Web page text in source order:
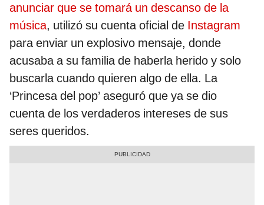
anunciar que se tomará un descanso de la
música, utilizó su cuenta oficial de Instagram
para enviar un explosivo mensaje, donde
acusaba a su familia de haberla herido y solo
buscarla cuando quieren algo de ella. La
‘Princesa del pop’ aseguró que ya se dio
cuenta de los verdaderos intereses de sus
seres queridos.